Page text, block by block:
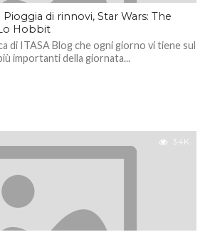
Pioggia di rinnovi, Star Wars: The
Hobbit
di ITASA Blog che ogni giorno vi tiene sul
importanti della giornata...
3.4K